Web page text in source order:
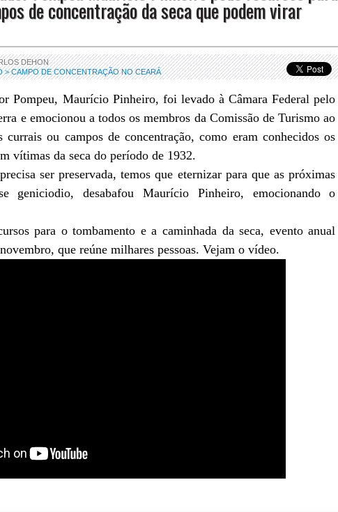
de concentração da seca que podem virar
DEHON
> CAMPO DE CONCENTRAÇÃO NO CEARÁ
Pompeu, Maurício Pinheiro, foi levado à Câmara Federal pelo
e emocionou a todos os membros da Comissão de Turismo ao
ou campos de concentração, como eram conhecidos os
vítimas da seca do período de 1932.
ser preservada, temos que eternizar para que as próximas
geniciodio, desabafou Maurício Pinheiro, emocionando o
para o tombamento e a caminhada da seca, evento anual
que reúne milhares pessoas. Vejam o vídeo.